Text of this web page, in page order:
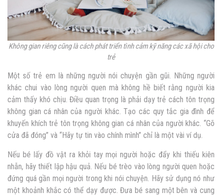
Không gian riêng cũng là cách phát triển tình cảm kỹ năng các xã hội cho
trẻ
Một số trẻ em là những người nói chuyện gần gũi. Những người
khác chui vào lòng người quen mà không hề biết rằng người kia
cảm thấy khó chịu. Điều quan trọng là phải dạy trẻ cách tôn trọng
không gian cá nhân của người khác. Tạo các quy tắc gia đình để
khuyến khích trẻ tôn trọng không gian cá nhân của người khác. “Gõ
cửa đã đóng” và “Hãy tự tin vào chính mình” chỉ là một vài ví dụ.
Nếu bé lấy đồ vật ra khỏi tay mọi người hoặc đẩy khi thiếu kiên
nhẫn, hãy thiết lập hậu quả. Nếu bé trèo vào lòng người quen hoặc
đứng quá gần mọi người trong khi nói chuyện. Hãy sử dụng nó như
một khoảnh khắc có thể dạy được. Đưa bé sang một bên và cung